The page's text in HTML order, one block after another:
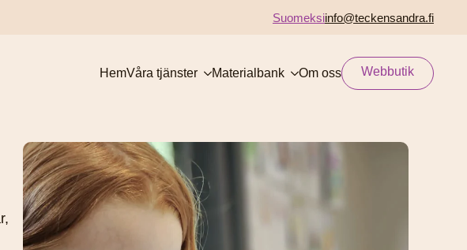
Suomeksiinfo@teckensandra.fi
HemVåra tjänster Materialbank Om oss Webbutik